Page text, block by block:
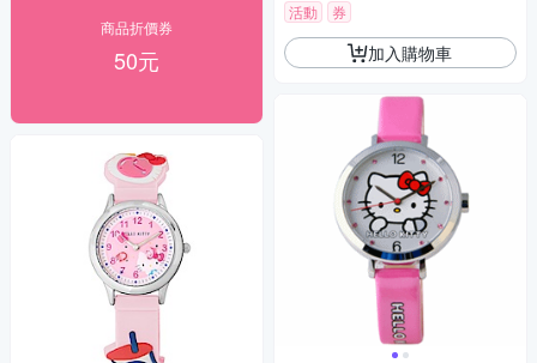
商品折價券
50元
活動 券
加入購物車